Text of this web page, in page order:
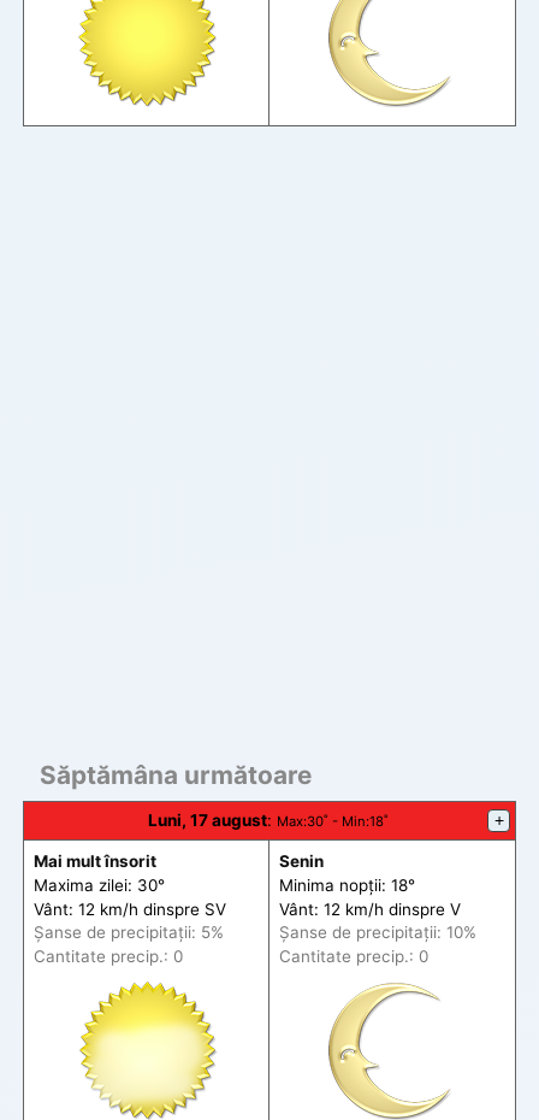
Săptămâna următoare
Luni, 17 august: Max:30˚ - Min:18˚ +
Mai mult însorit
Maxima zilei: 30°
Vânt: 12 km/h dinspre SV
Șanse de precipitații: 5%
Cantitate precip.: 0
Senin
Minima nopții: 18°
Vânt: 12 km/h dinspre V
Șanse de precipitații: 10%
Cantitate precip.: 0